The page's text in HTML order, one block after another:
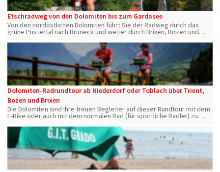
Etschradweg von den Dolomiten bis zum Gardasee
Von den nordöstlichen Dolomiten führt Sie der Radweg durch das
grüne Pustertal nach Bruneck und weiter durch Brixen, Bozen und
Dolomiten-Radrundtour ab Niederdorf oder Toblach über Trient,
Bozen und Brixen
Die Dolomiten sind Ihre treuen Begleiter auf dieser Rundtour mit dem
E-Bike oder auch mit dem normalen Rad (für sportliche Radler) zu